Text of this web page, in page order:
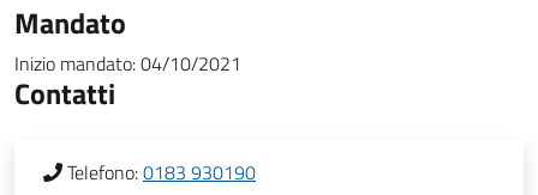
Mandato
Inizio mandato:04/10/2021
Contatti
Telefono:0183 930190